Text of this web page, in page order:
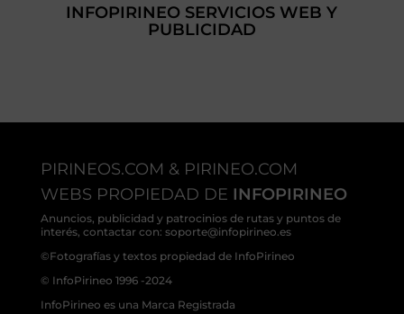
INFOPIRINEO SERVICIOS WEB Y
PUBLICIDAD
PIRINEOS.COM & PIRINEO.COM
WEBS PROPIEDAD DE INFOPIRINEO
Anuncios, publicidad y patrocinios de rutas y puntos de
interés, contactar con: soporte@infopirineo.es
©Fotografías y textos propiedad de InfoPirineo
© InfoPirineo 1996 -2024
InfoPirineo es una Marca Registrada